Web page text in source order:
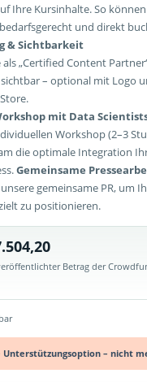
Ihre Kursinhalte. So
und direkt
& Sichtbarkeit
als „Certified Content
– optional mit Logo
mit Data
Workshop (2–3
die optimale Integration
Gemeinsame
gemeinsame PR, um
zu positionieren.
Betrag der
Unterstützungsoption – nicht